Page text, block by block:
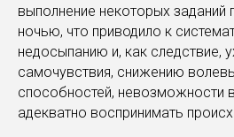
выполнение некоторых заданий
ночью, что приводило к
недосыпанию и, как следствие,
самочувствия, снижению
способностей, невозможности
адекватно воспринимать